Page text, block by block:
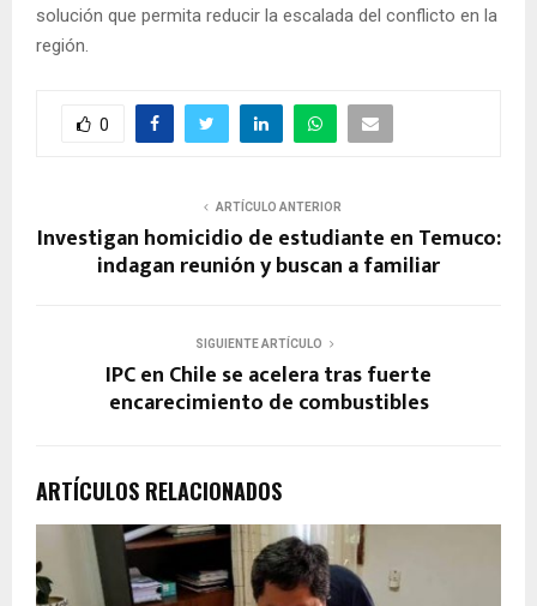
solución que permita reducir la escalada del conflicto en la
región.
0
ARTÍCULO ANTERIOR
Investigan homicidio de estudiante en Temuco:
indagan reunión y buscan a familiar
SIGUIENTE ARTÍCULO
IPC en Chile se acelera tras fuerte
encarecimiento de combustibles
ARTÍCULOS RELACIONADOS